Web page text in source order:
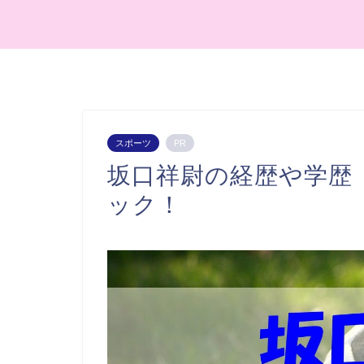
スポーツ PR
坂口祥尉の経歴や学歴
ック！